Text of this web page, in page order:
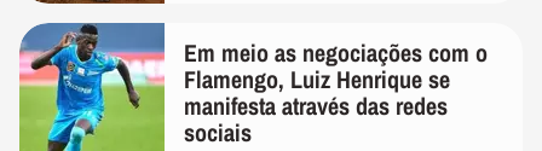
Em meio as negociações com o
Flamengo, Luiz Henrique se
manifesta através das redes
sociais